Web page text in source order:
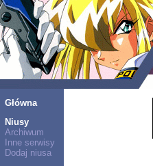
Główna
Niusy
Archiwum
Inne serwisy
Dodaj niusa